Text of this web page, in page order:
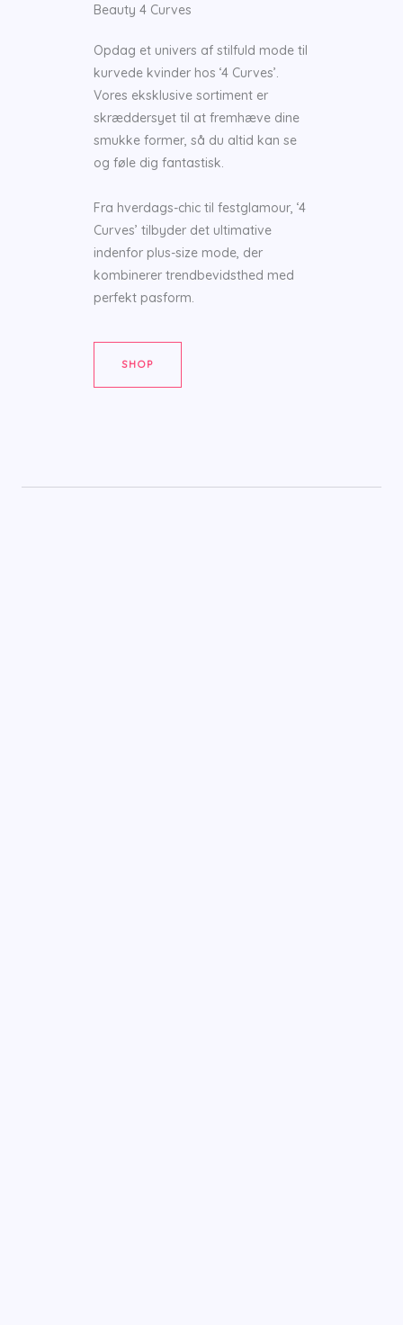
Beauty 4 Curves
Opdag et univers af stilfuld mode til
kurvede kvinder hos ‘4 Curves’.
Vores eksklusive sortiment er
skræddersyet til at fremhæve dine
smukke former, så du altid kan se
og føle dig fantastisk.
Fra hverdags-chic til festglamour, ‘4
Curves’ tilbyder det ultimative
indenfor plus-size mode, der
kombinerer trendbevidsthed med
perfekt pasform.
SHOP